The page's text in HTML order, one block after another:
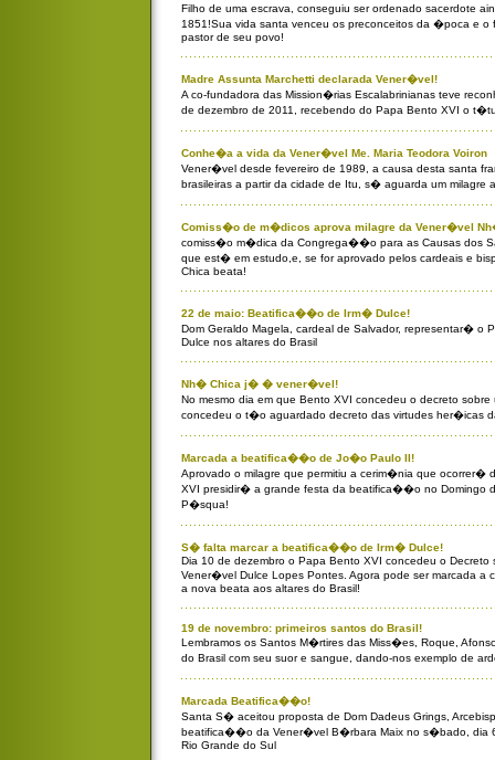
Filho de uma escrava, conseguiu ser ordenado sacerdote
1851!Sua vida santa venceu os preconceitos da �poca e o
pastor de seu povo!
Madre Assunta Marchetti declarada Vener�vel!
A co-fundadora das Mission�rias Escalabrinianas teve
de dezembro de 2011, recebendo do Papa Bento XVI o
Conhe�a a vida da Vener�vel Me. Maria Teodora Voiron
Vener�vel desde fevereiro de 1989, a causa desta santa
brasileiras a partir da cidade de Itu, s� aguarda um milagre
Comiss�o de m�dicos aprova milagre da Vener�vel
comiss�o m�dica da Congrega��o para as Causas dos
que est� em estudo,e, se for aprovado pelos cardeais e
Chica beata!
22 de maio: Beatifica��o de Irm� Dulce!
Dom Geraldo Magela, cardeal de Salvador, representar�
Dulce nos altares do Brasil
Nh� Chica j� � vener�vel!
No mesmo dia em que Bento XVI concedeu o decreto
concedeu o t�o aguardado decreto das virtudes her�icas
Marcada a beatifica��o de Jo�o Paulo II!
Aprovado o milagre que permitiu a cerim�nia que ocorrer�
XVI presidir� a grande festa da beatifica��o no Domingo
P�squa!
S� falta marcar a beatifica��o de Irm� Dulce!
Dia 10 de dezembro o Papa Bento XVI concedeu o Decreto
Vener�vel Dulce Lopes Pontes. Agora pode ser marcada
a nova beata aos altares do Brasil!
19 de novembro: primeiros santos do Brasil!
Lembramos os Santos M�rtires das Miss�es, Roque,
do Brasil com seu suor e sangue, dando-nos exemplo de
Marcada Beatifica��o!
Santa S� aceitou proposta de Dom Dadeus Grings,
beatifica��o da Vener�vel B�rbara Maix no s�bado, dia
Rio Grande do Sul